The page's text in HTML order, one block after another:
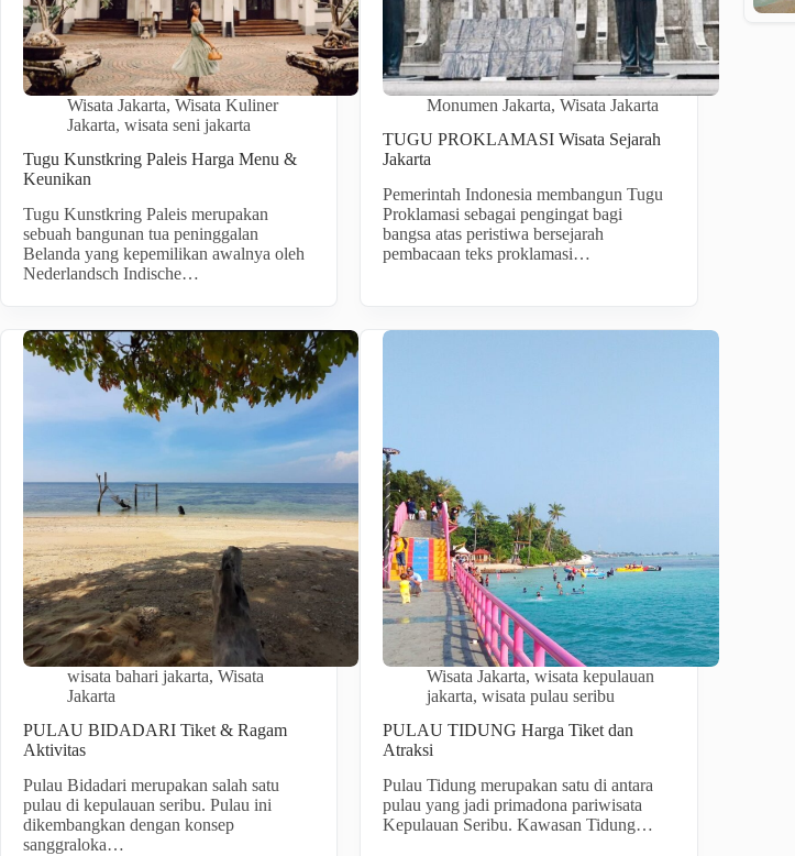
Wisata Jakarta, Wisata Kuliner
Jakarta, wisata seni jakarta
Tugu Kunstkring Paleis Harga Menu &
Keunikan
Tugu Kunstkring Paleis merupakan
sebuah bangunan tua peninggalan
Belanda yang kepemilikan awalnya oleh
Nederlandsch Indische…
Monumen Jakarta,Wisata Jakarta
TUGU PROKLAMASI Wisata Sejarah
Jakarta
Pemerintah Indonesia membangun Tugu
Proklamasi sebagai pengingat bagi
bangsa atas peristiwa bersejarah
pembacaan teks proklamasi…
wisata bahari jakarta, Wisata
Jakarta
PULAU BIDADARI Tiket & Ragam
Aktivitas
Pulau Bidadari merupakan salah satu
pulau di kepulauan seribu. Pulau ini
dikembangkan dengan konsep
sanggraloka…
Wisata Jakarta,wisata kepulauan
jakarta,wisata pulau seribu
PULAU TIDUNG Harga Tiket dan
Atraksi
Pulau Tidung merupakan satu di antara
pulau yang jadi primadona pariwisata
Kepulauan Seribu. Kawasan Tidung…